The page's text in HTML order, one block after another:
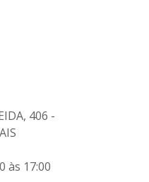
406 -
às 17:00